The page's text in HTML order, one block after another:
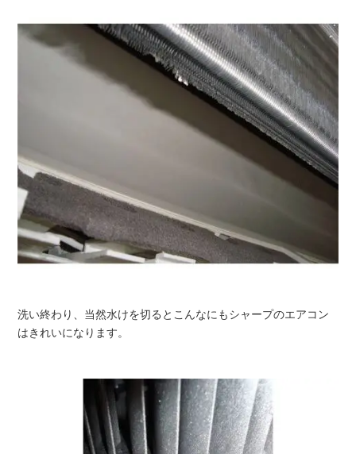
洗い終わり、当然水けを切るとこんなにもシャープのエアコン
はきれいになります。